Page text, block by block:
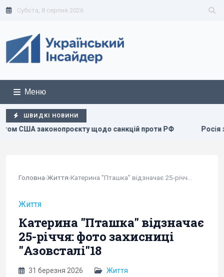
Субота, 8 серпня 2026
Меню
ШВИДКІ НОВИНИ
санкцій проти РФ Росія збирається остаточно
Головна›Життя›
Життя
Катерина "Пташка" відзначає
25-річчя: фото захисниці
"Азовсталі"18
31 березня 2026 Життя